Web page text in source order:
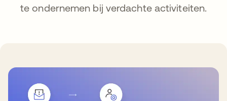
te ondernemen bij verdachte activiteiten.